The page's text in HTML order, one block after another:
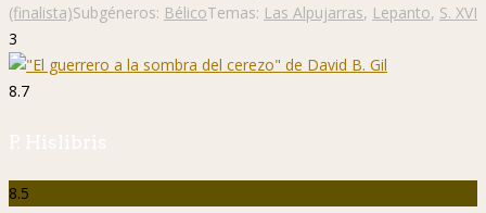
(finalista)Subgéneros: BélicoTemas: Las Alpujarras, Lepanto, S. XVI
3
8.7
P. Hislibris
8.5